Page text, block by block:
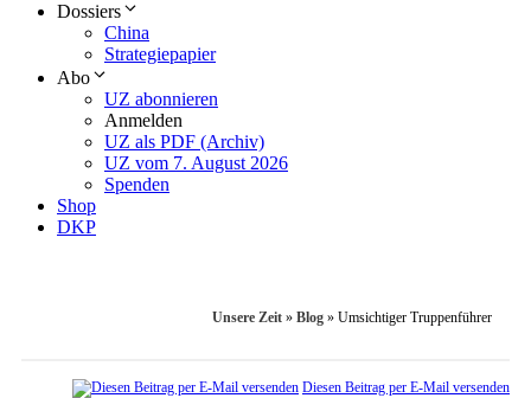
Dossiers
China
Strategiepapier
Abo
UZ abonnieren
Anmelden
UZ als PDF (Archiv)
UZ vom 7. August 2026
Spenden
Shop
DKP
Unsere Zeit » Blog » Umsichtiger Truppenführer
Diesen Beitrag per E-Mail versenden